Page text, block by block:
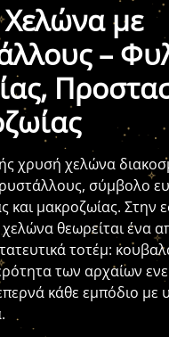
με
–
χρυσή χελώνα
σύμβολο
και μακροζωίας. Στην
θεωρείται ένα
τοτέμ:
των αρχαίων
κάθε εμπόδιο με